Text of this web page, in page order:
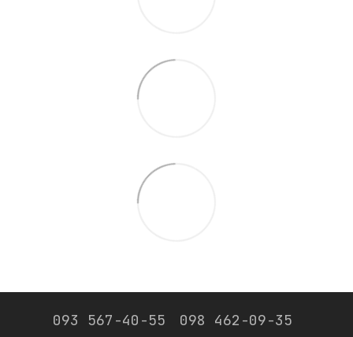
093 567-40-55 098 462-09-35